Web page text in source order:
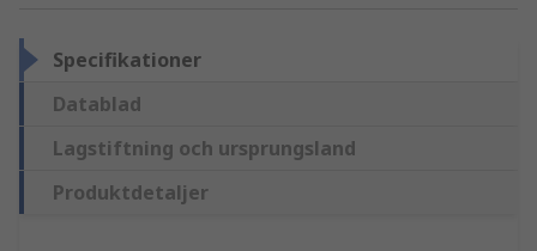
Specifikationer
Datablad
Lagstiftning och ursprungsland
Produktdetaljer